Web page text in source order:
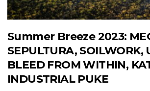
Summer Breeze 2023:
SEPULTURA, SOILWORK,
BLEED FROM WITHIN,
INDUSTRIAL PUKE